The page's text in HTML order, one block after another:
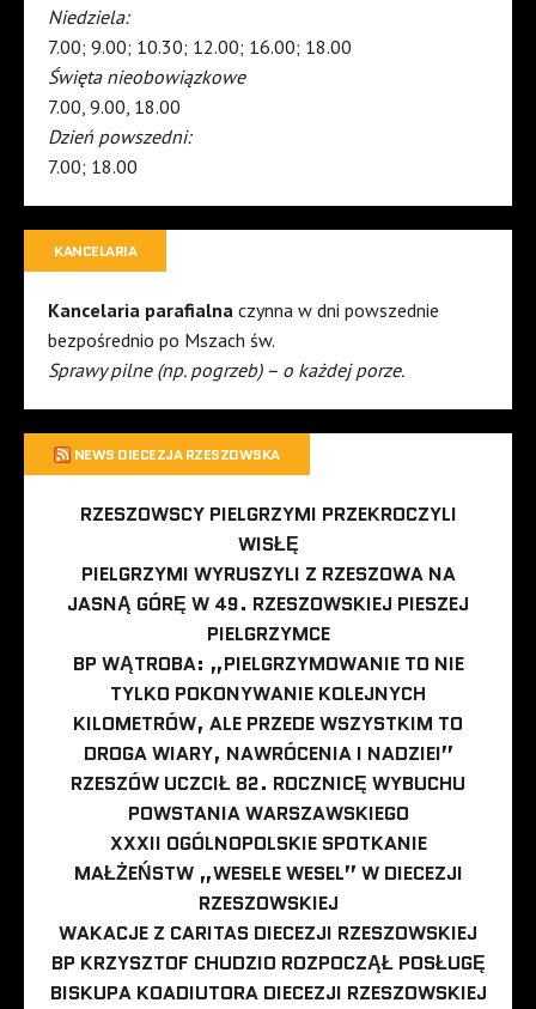
Niedziela:
7.00; 9.00; 10.30; 12.00; 16.00; 18.00
Święta nieobowiązkowe
7.00, 9.00, 18.00
Dzień powszedni:
7.00; 18.00
KANCELARIA
Kancelaria parafialna czynna w dni powszednie
bezpośrednio po Mszach św.
Sprawy pilne (np. pogrzeb) – o każdej porze.
NEWS DIECEZJA RZESZOWSKA
RZESZOWSCY PIELGRZYMI PRZEKROCZYLI
WISŁĘ
PIELGRZYMI WYRUSZYLI Z RZESZOWA NA
JASNĄ GÓRĘ W 49. RZESZOWSKIEJ PIESZEJ
PIELGRZYMCE
BP WĄTROBA: „PIELGRZYMOWANIE TO NIE
TYLKO POKONYWANIE KOLEJNYCH
KILOMETRÓW, ALE PRZEDE WSZYSTKIM TO
DROGA WIARY, NAWRÓCENIA I NADZIEI”
RZESZÓW UCZCIŁ 82. ROCZNICĘ WYBUCHU
POWSTANIA WARSZAWSKIEGO
XXXII OGÓLNOPOLSKIE SPOTKANIE
MAŁŻEŃSTW „WESELE WESEL” W DIECEZJI
RZESZOWSKIEJ
WAKACJE Z CARITAS DIECEZJI RZESZOWSKIEJ
BP KRZYSZTOF CHUDZIO ROZPOCZĄŁ POSŁUGĘ
BISKUPA KOADIUTORA DIECEZJI RZESZOWSKIEJ